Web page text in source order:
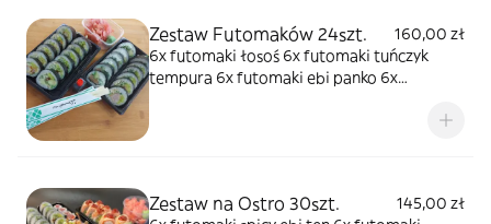
Zestaw Futomaków 24szt.
160,00 zł
6x futomaki łosoś 6x futomaki tuńczyk
tempura 6x futomaki ebi panko 6x
Zestaw na Ostro 30szt.
145,00 zł